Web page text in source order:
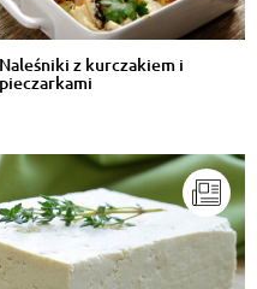
Naleśniki z kurczakiem i
pieczarkami